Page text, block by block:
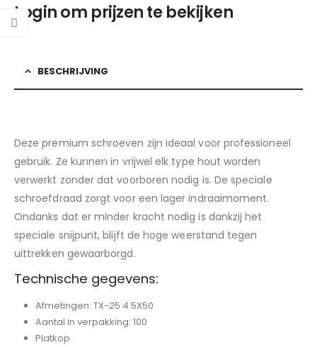
Login om prijzen te bekijken
BESCHRIJVING
Deze premium schroeven zijn ideaal voor professioneel
gebruik. Ze kunnen in vrijwel elk type hout worden
verwerkt zonder dat voorboren nodig is. De speciale
schroefdraad zorgt voor een lager indraaimoment.
Ondanks dat er minder kracht nodig is dankzij het
speciale snijpunt, blijft de hoge weerstand tegen
uittrekken gewaarborgd.
Technische gegevens:
Afmetingen: TX-25 4.5X50
Aantal in verpakking: 100
Platkop